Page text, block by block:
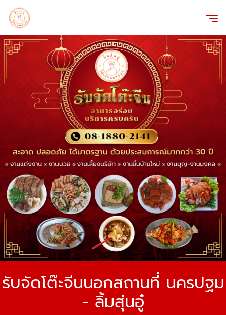
รับจัดโต๊ะจีนนอกสถานที่ นครปฐม
- ลิ้มสุ่นอู๋